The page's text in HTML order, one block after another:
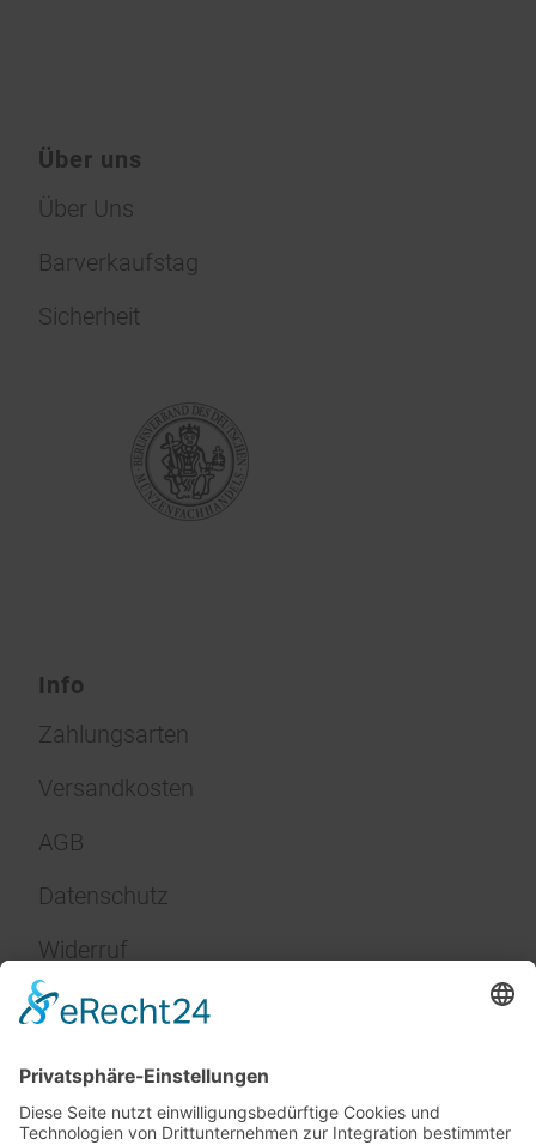
Über uns
Über Uns
Barverkaufstag
Sicherheit
Info
Zahlungsarten
Versandkosten
AGB
Datenschutz
Widerruf
Impressum